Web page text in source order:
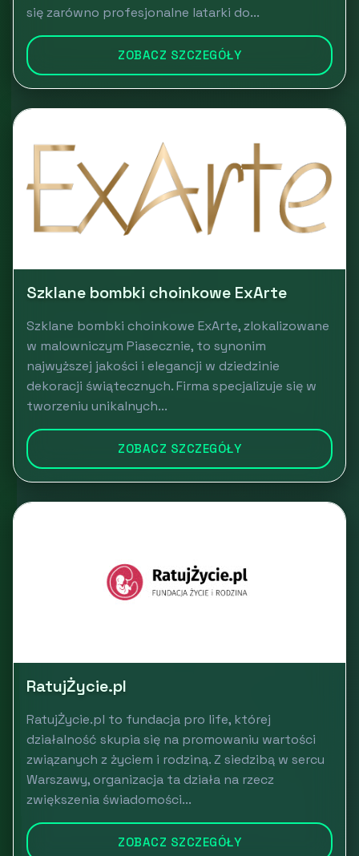
się zarówno profesjonalne latarki do...
ZOBACZ SZCZEGÓŁY
Szklane bombki choinkowe ExArte
Szklane bombki choinkowe ExArte, zlokalizowane
w malowniczym Piasecznie, to synonim
najwyższej jakości i elegancji w dziedzinie
dekoracji świątecznych. Firma specjalizuje się w
tworzeniu unikalnych...
ZOBACZ SZCZEGÓŁY
RatujŻycie.pl
RatujŻycie.pl to fundacja pro life, której
działalność skupia się na promowaniu wartości
związanych z życiem i rodziną. Z siedzibą w sercu
Warszawy, organizacja ta działa na rzecz
zwiększenia świadomości...
ZOBACZ SZCZEGÓŁY